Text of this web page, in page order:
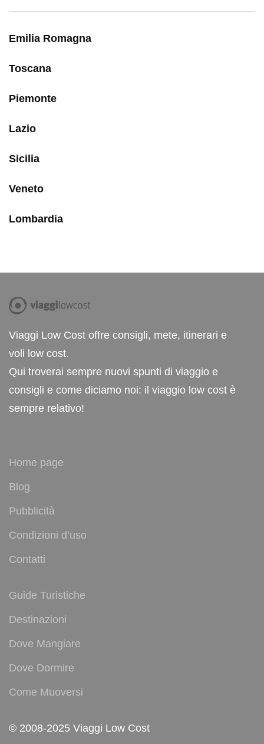
Emilia Romagna
Toscana
Piemonte
Lazio
Sicilia
Veneto
Lombardia
Viaggi Low Cost offre consigli, mete, itinerari e
voli low cost.
Qui troverai sempre nuovi spunti di viaggio e
consigli e come diciamo noi: il viaggio low cost è
sempre relativo!
Home page
Blog
Pubblicità
Condizioni d’uso
Contatti
Guide Turistiche
Destinazioni
Dove Mangiare
Dove Dormire
Come Muoversi
© 2008-2025 Viaggi Low Cost